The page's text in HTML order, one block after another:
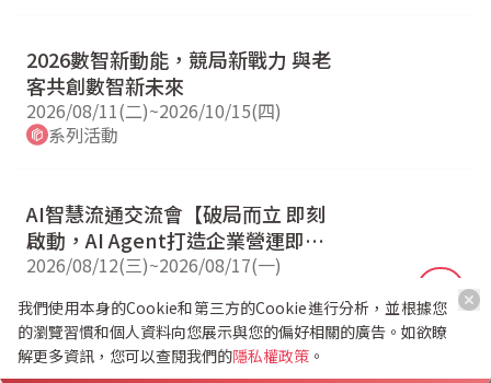
2026數智新動能，競局新戰力 與老
客共創數智新未來
2026/08/11(二)~2026/10/15(四)
系列活動
AI智慧流通交流會【破局而立 即刻
啟動，AI Agent打造企業營運即戰
力 】
2026/08/12(三)~2026/08/17(一)
我們使用本身的Cookie和第三方的Cookie進行分析，並根據您
的瀏覽習慣和個人資料向您展示與您的偏好相關的廣告。如欲瞭
解更多資訊，您可以查閱我們的隱私權政策 。